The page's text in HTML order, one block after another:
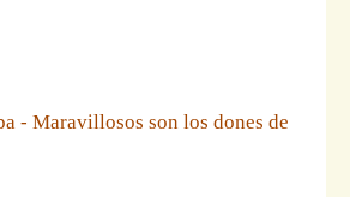
- Maravillosos son los dones de